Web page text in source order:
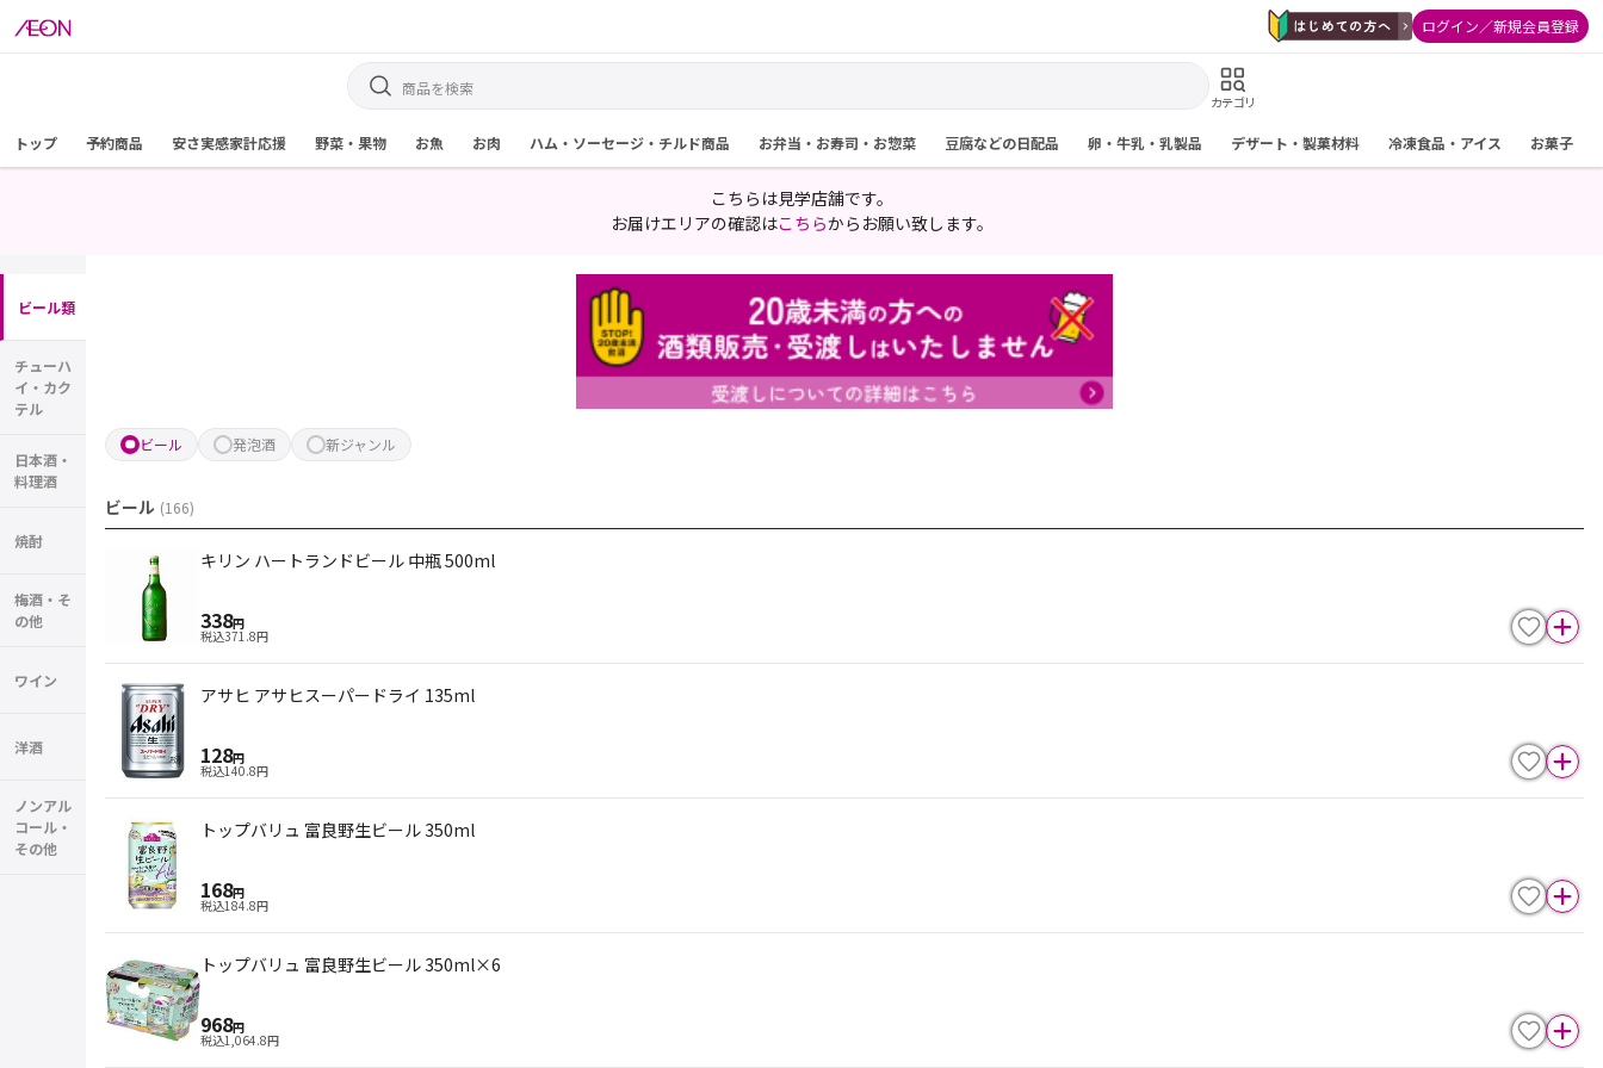
ログイン／新規会員登録
カテゴリ
トップ 予約商品 安さ実感家計応援 野菜・果物 お魚 お肉 ハム・ソーセージ・チルド商品 お弁当・お寿司・お惣菜 豆腐などの日配品 卵・牛乳・乳製品 デザート・製菓材料 冷凍食品・アイス お菓子
こちらは見学店舗です。
お届けエリアの確認はこちらからお願い致します。
ビール類
チューハ
イ・カク
テル
日本酒・
料理酒
焼酎
梅酒・そ
の他
ワイン
洋酒
ノンアル
コール・
その他
ビール 発泡酒 新ジャンル
ビール (166)
キリン ハートランドビール 中瓶 500ml
338円
税込371.8円
アサヒ アサヒスーパードライ 135ml
128円
税込140.8円
トップバリュ 富良野生ビール 350ml
168円
税込184.8円
トップバリュ 富良野生ビール 350ml×6
968円
税込1,064.8円